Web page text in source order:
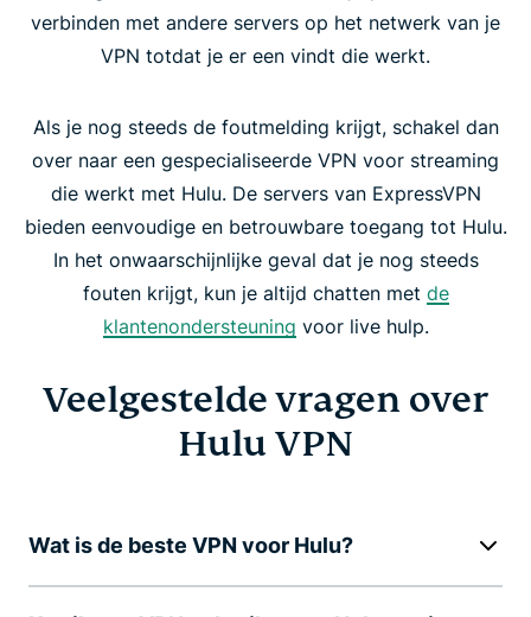
verbinden met andere servers op het netwerk van je
VPN totdat je er een vindt die werkt.
Als je nog steeds de foutmelding krijgt, schakel dan
over naar een gespecialiseerde VPN voor streaming
die werkt met Hulu. De servers van ExpressVPN
bieden eenvoudige en betrouwbare toegang tot Hulu.
In het onwaarschijnlijke geval dat je nog steeds
fouten krijgt, kun je altijd chatten met de
klantenondersteuning voor live hulp.
Veelgestelde vragen over
Hulu VPN
Wat is de beste VPN voor Hulu?